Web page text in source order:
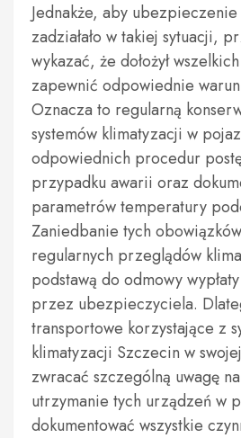
Jednakże, aby
zadziałało w takiej sytuacji,
wykazać, że dołożył
zapewnić odpowiednie
Oznacza to regularną
systemów klimatyzacji w
odpowiednich procedur
przypadku awarii oraz
parametrów temperatury
Zaniedbanie tych
regularnych przeglądów
podstawą do odmowy
przez ubezpieczyciela.
transportowe korzystające z
klimatyzacji Szczecin w
zwracać szczególną uwagę
utrzymanie tych urządzeń w
dokumentować wszystkie